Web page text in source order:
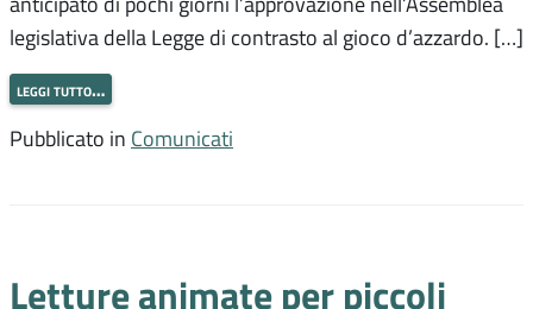
legislativa della Legge di contrasto al gioco d’azzardo. […]
leggi tutto…
Pubblicato in Comunicati
Letture animate per piccoli